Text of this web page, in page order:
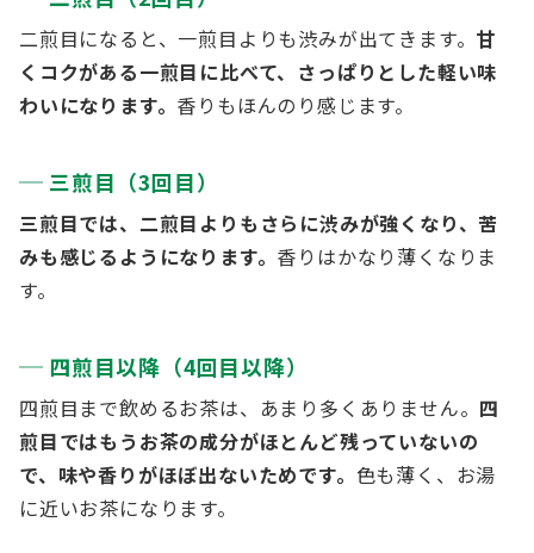
二煎目になると、一煎目よりも渋みが出てきます。 甘
くコクがある一煎目に比べて、さっぱりとした軽い味
わいになります。 香りもほんのり感じます。
三煎目（3回目）
三煎目では、二煎目よりもさらに渋みが強くなり、苦
みも感じるようになります。 香りはかなり薄くなりま
す。
四煎目以降（4回目以降）
四煎目まで飲めるお茶は、あまり多くありません。 四
煎目ではもうお茶の成分がほとんど残っていないの
で、味や香りがほぼ出ないためです。 色も薄く、お湯
に近いお茶になります。